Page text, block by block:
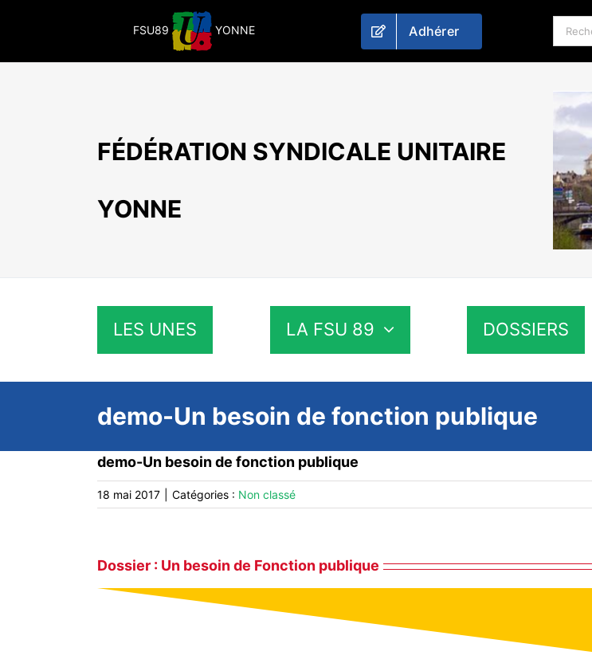
FSU89 YONNE Adhérer
FÉDÉRATION SYNDICALE UNITAIRE
YONNE
LES UNES LA FSU 89 DOSSIERS
demo-Un besoin de fonction publique
demo-Un besoin de fonction publique
18 mai 2017 Catégories : Non classé
Dossier : Un besoin de Fonction publique